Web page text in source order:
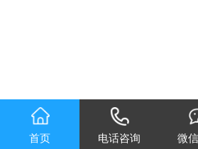
首页 电话咨询 微